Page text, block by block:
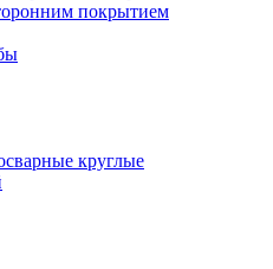
покрытием
круглые